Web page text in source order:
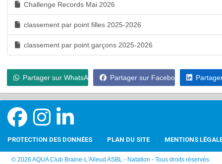
Challenge Records Mai 2026
classement par point filles 2025-2026
classement par point garçons 2025-2026
Partager sur WhatsApp Partager sur Facebook
PROTECTION DES DONNÉES PLAN DU SITE MENTIONS
© 2026 AQUA Club Braine-L'Alleud ASBL - Natation - Tous droits réservés